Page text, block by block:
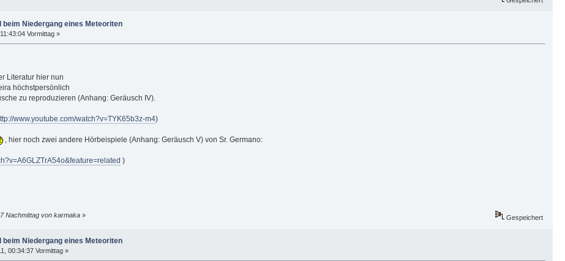
beim Niedergang eines Meteoriten
Vormittag »
Literatur hier nun
höchstpersönlich
zu reproduzieren (Anhang: Geräusch IV).
www.youtube.com/watch?v=TYK65b3z-m4)
, hier noch zwei andere Hörbeispiele (Anhang: Geräusch V) von Sr. Germano:
)
Nachmittag von karmaka» Gespeichert
beim Niedergang eines Meteoriten
00:34:37 Vormittag »